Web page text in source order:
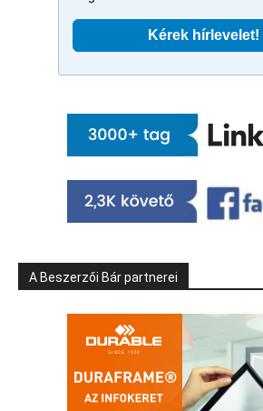
A Beszerzői Bár partnerei